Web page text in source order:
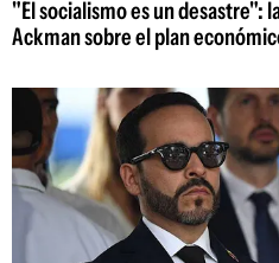
"El socialismo es un desastre":
Ackman sobre el plan